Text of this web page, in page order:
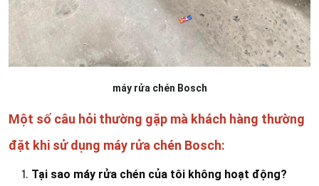
máy rửa chén Bosch
Một số câu hỏi thường gặp mà khách hàng thường
đặt khi sử dụng máy rửa chén Bosch:
Tại sao máy rửa chén của tôi không hoạt động?